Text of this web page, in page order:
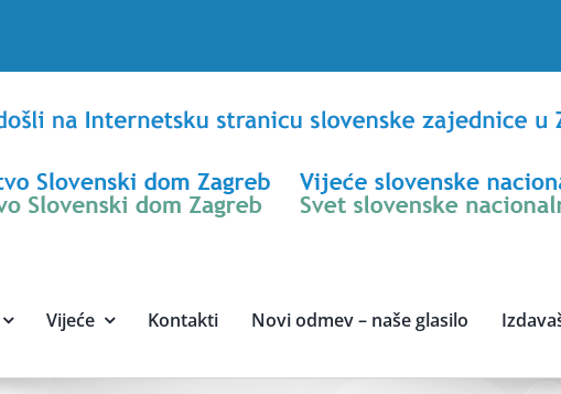
Vijeće Kontakti Novi odmev – naše glasilo